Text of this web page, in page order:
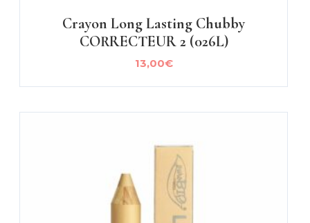
Crayon Long Lasting Chubby
CORRECTEUR 2 (026L)
13,00€